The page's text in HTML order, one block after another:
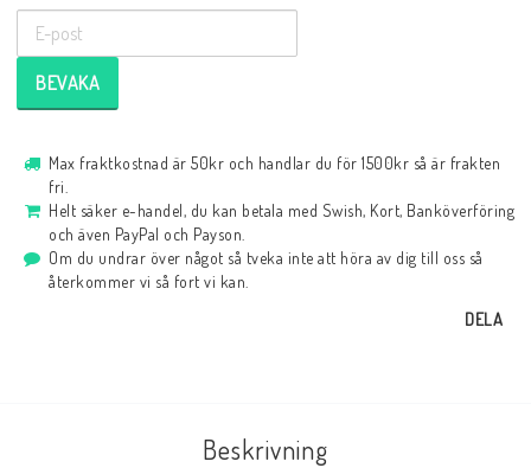
BEVAKA
Max fraktkostnad är 50kr och handlar du för 1500kr så är frakten
fri.
Helt säker e-handel, du kan betala med Swish, Kort, Banköverföring
och även PayPal och Payson.
Om du undrar över något så tveka inte att höra av dig till oss så
återkommer vi så fort vi kan.
DELA
Beskrivning